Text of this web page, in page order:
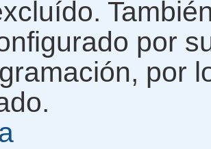
por
por